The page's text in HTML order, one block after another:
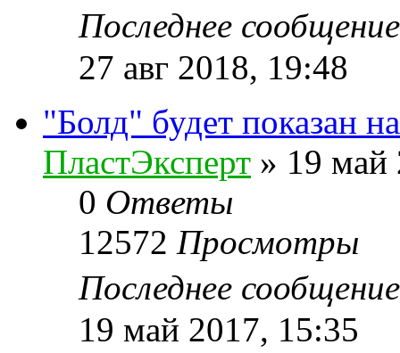
Последнее
27 авг 2018, 19:48
"Болд" будет показан
ПластЭксперт » 19 май
0 Ответы
12572 Просмотры
Последнее
19 май 2017, 15:35